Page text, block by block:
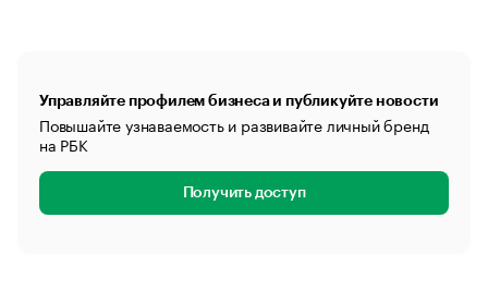
Управляйте профилем бизнеса и публикуйте новости
Повышайте узнаваемость и развивайте личный бренд
на РБК
Получить доступ